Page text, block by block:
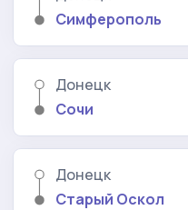
Симферополь
Донецк
Сочи
Донецк
Старый Оскол